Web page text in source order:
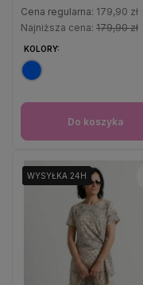
Cena regularna: 179,90 zł
Najniższa cena: 179,90 zł
KOLORY:
Do koszyka
WYSYŁKA 24H
WYSYŁKA 24H